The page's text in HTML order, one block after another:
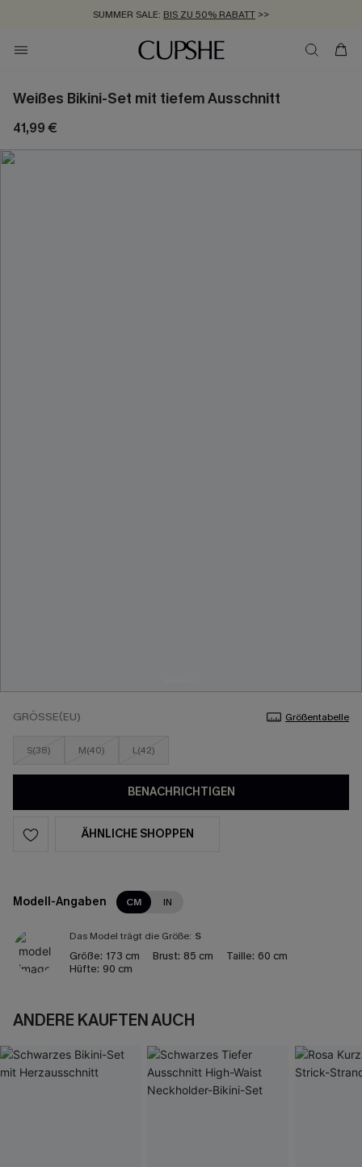
SUMMER SALE: BIS ZU 50% RABATT >>
ZUM NEWSLETTER:BIS ZU -20% EXTRA ERHALTEN
KOSTENLOSER VERSAND AB 89 €
Weißes Bikini-Set mit tiefem Ausschnitt
41,99 €
GRÖSSE(EU) Größentabelle
S(38) M(40) L(42)
BENACHRICHTIGEN
ÄHNLICHE SHOPPEN
Modell-Angaben CM IN
Das Model trägt die Größe: S
Größe: 173 cm Brust: 85 cm Taille: 60 cm
Hüfte: 90 cm
ANDERE KAUFTEN AUCH